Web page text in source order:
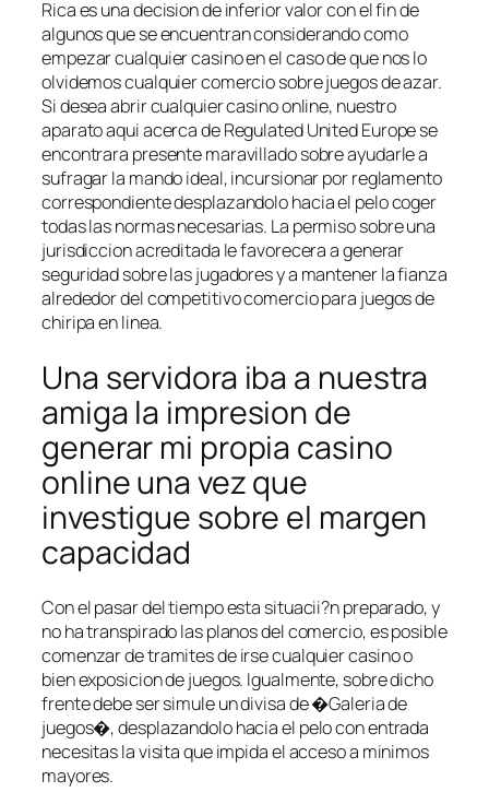
Rica es una decision de inferior valor con el fin de
algunos que se encuentran considerando como
empezar cualquier casino en el caso de que nos lo
olvidemos cualquier comercio sobre juegos de azar.
Si desea abrir cualquier casino online, nuestro
aparato aqui acerca de Regulated United Europe se
encontrara presente maravillado sobre ayudarle a
sufragar la mando ideal, incursionar por reglamento
correspondiente desplazandolo hacia el pelo coger
todas las normas necesarias. La permiso sobre una
jurisdiccion acreditada le favorecera a generar
seguridad sobre las jugadores y a mantener la fianza
alrededor del competitivo comercio para juegos de
chiripa en linea.
Una servidora iba a nuestra
amiga la impresion de
generar mi propia casino
online una vez que
investigue sobre el margen
capacidad
Con el pasar del tiempo esta situacii?n preparado, y
no ha transpirado las planos del comercio, es posible
comenzar de tramites de irse cualquier casino o
bien exposicion de juegos. Igualmente, sobre dicho
frente debe ser simule un divisa de �Galeria de
juegos�, desplazandolo hacia el pelo con entrada
necesitas la visita que impida el acceso a minimos
mayores.